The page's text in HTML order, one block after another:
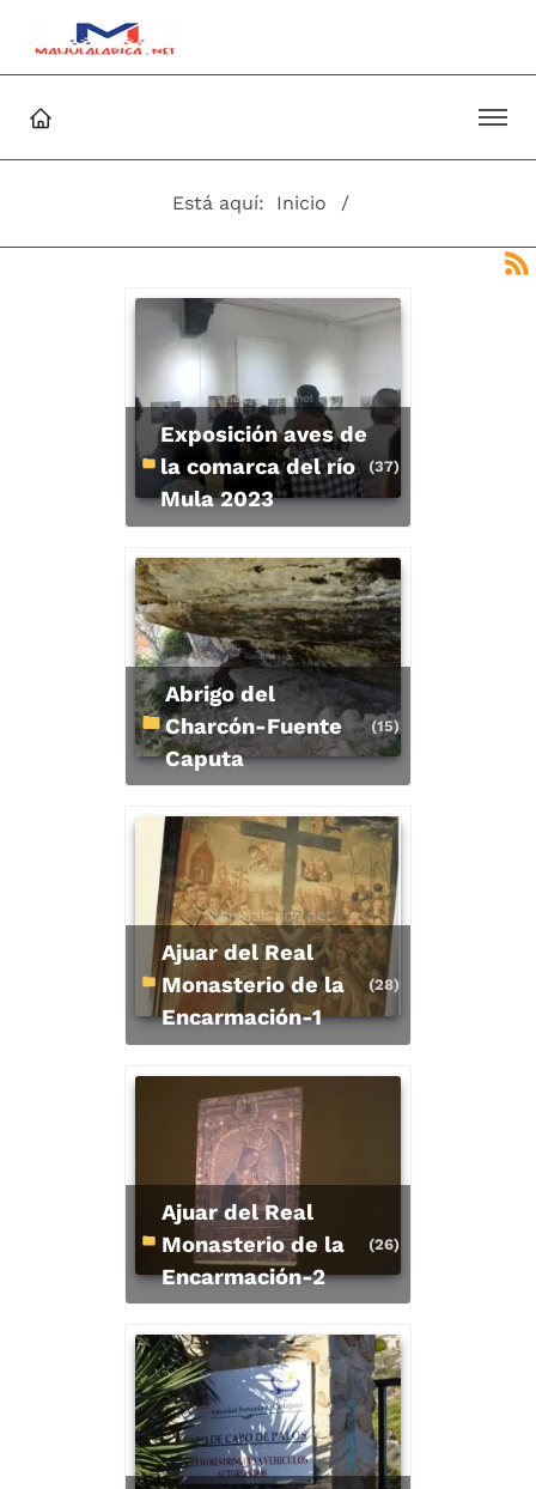
Está aquí: Inicio
Exposición aves de
la comarca del río
Mula 2023
(37)
Abrigo del
Charcón-Fuente
Caputa
(15)
Ajuar del Real
Monasterio de la
Encarmación-1
(28)
Ajuar del Real
Monasterio de la
Encarmación-2
(26)